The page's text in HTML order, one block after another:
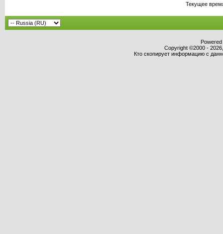
Текущее
Copyright ©2000 -
Кто скопирует информацию с